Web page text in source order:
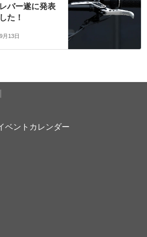
バー遂に発表
た！
月13日
ベントカレンダー